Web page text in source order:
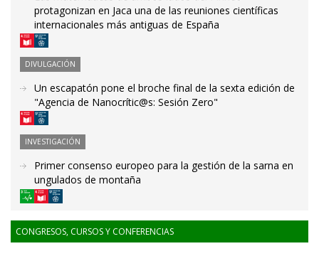
protagonizan en Jaca una de las reuniones científicas
internacionales más antiguas de España
DIVULGACIÓN
Un escapatón pone el broche final de la sexta edición de
"Agencia de Nanocrític@s: Sesión Zero"
INVESTIGACIÓN
Primer consenso europeo para la gestión de la sarna en
ungulados de montaña
CONGRESOS, CURSOS Y CONFERENCIAS